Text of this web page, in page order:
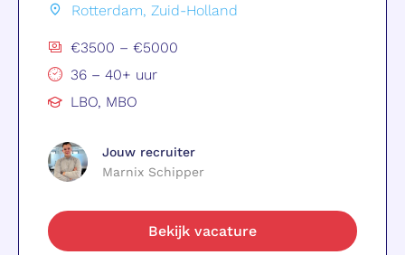
Rotterdam, Zuid-Holland
€3500 – €5000
36 – 40+ uur
LBO, MBO
Jouw recruiter
Marnix Schipper
Bekijk vacature